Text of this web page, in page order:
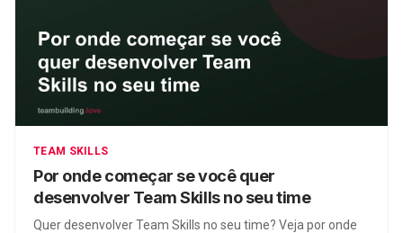
TEAM SKILLS
Por onde começar se você quer
desenvolver Team Skills no seu time
Quer desenvolver Team Skills no seu time? Veja por onde